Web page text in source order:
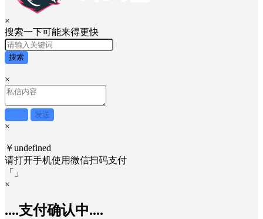
×
搜索一下可能来得更快
搜索
×
发送
×
￥undefined
请打开手机使用微信扫码支付
「
」
×
....支付确认中....